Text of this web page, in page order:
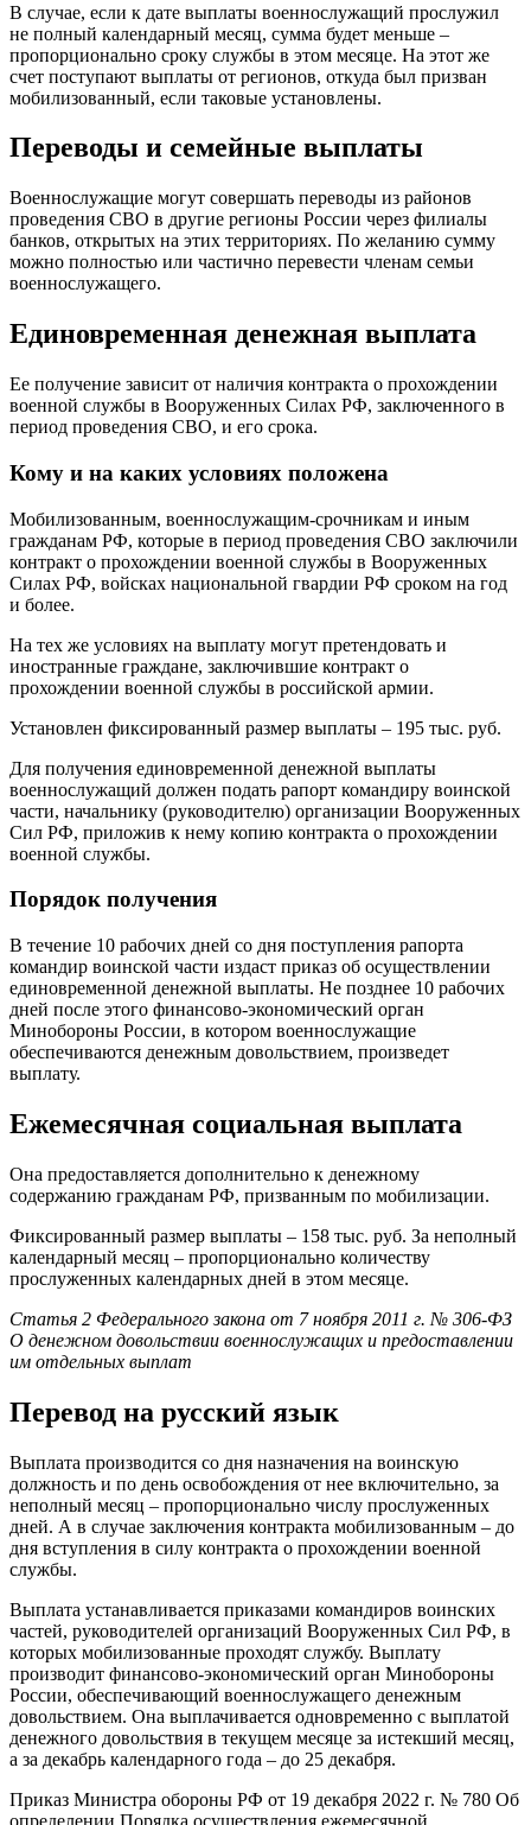
В случае, если к дате выплаты военнослужащий прослужил
не полный календарный месяц, сумма будет меньше –
пропорционально сроку службы в этом месяце. На этот же
счет поступают выплаты от регионов, откуда был призван
мобилизованный, если таковые установлены.
Переводы и семейные выплаты
Военнослужащие могут совершать переводы из районов
проведения СВО в другие регионы России через филиалы
банков, открытых на этих территориях. По желанию сумму
можно полностью или частично перевести членам семьи
военнослужащего.
Единовременная денежная выплата
Ее получение зависит от наличия контракта о прохождении
военной службы в Вооруженных Силах РФ, заключенного в
период проведения СВО, и его срока.
Кому и на каких условиях положена
Мобилизованным, военнослужащим-срочникам и иным
гражданам РФ, которые в период проведения СВО заключили
контракт о прохождении военной службы в Вооруженных
Силах РФ, войсках национальной гвардии РФ сроком на год
и более.
На тех же условиях на выплату могут претендовать и
иностранные граждане, заключившие контракт о
прохождении военной службы в российской армии.
Установлен фиксированный размер выплаты – 195 тыс. руб.
Для получения единовременной денежной выплаты
военнослужащий должен подать рапорт командиру воинской
части, начальнику (руководителю) организации Вооруженных
Сил РФ, приложив к нему копию контракта о прохождении
военной службы.
Порядок получения
В течение 10 рабочих дней со дня поступления рапорта
командир воинской части издаст приказ об осуществлении
единовременной денежной выплаты. Не позднее 10 рабочих
дней после этого финансово-экономический орган
Минобороны России, в котором военнослужащие
обеспечиваются денежным довольствием, произведет
выплату.
Ежемесячная социальная выплата
Она предоставляется дополнительно к денежному
содержанию гражданам РФ, призванным по мобилизации.
Фиксированный размер выплаты – 158 тыс. руб. За неполный
календарный месяц – пропорционально количеству
прослуженных календарных дней в этом месяце.
Статья 2 Федерального закона от 7 ноября 2011 г. № 306-ФЗ
О денежном довольствии военнослужащих и предоставлении
им отдельных выплат
Перевод на русский язык
Выплата производится со дня назначения на воинскую
должность и по день освобождения от нее включительно, за
неполный месяц – пропорционально числу прослуженных
дней. А в случае заключения контракта мобилизованным – до
дня вступления в силу контракта о прохождении военной
службы.
Выплата устанавливается приказами командиров воинских
частей, руководителей организаций Вооруженных Сил РФ, в
которых мобилизованные проходят службу. Выплату
производит финансово-экономический орган Минобороны
России, обеспечивающий военнослужащего денежным
довольствием. Она выплачивается одновременно с выплатой
денежного довольствия в текущем месяце за истекший месяц,
а за декабрь календарного года – до 25 декабря.
Приказ Министра обороны РФ от 19 декабря 2022 г. № 780 Об
определении Порядка осуществления ежемесячной